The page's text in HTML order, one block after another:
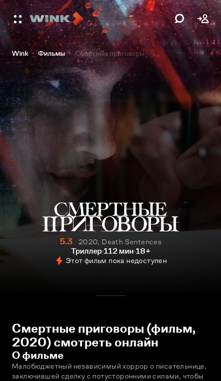
Wink Фильмы Смертные приговоры
5.3
2020, Death Sentences
Триллер 112 мин 18+
Этот фильм пока недоступен
Смертные приговоры (фильм,
2020) смотреть онлайн
О фильме
Малобюджетный независимый хоррор о писательнице,
заключившей сделку с потусторонними силами, чтобы